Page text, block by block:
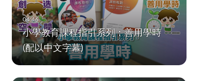
小學教育課程指引系列：善用學時
(配以中文字幕)